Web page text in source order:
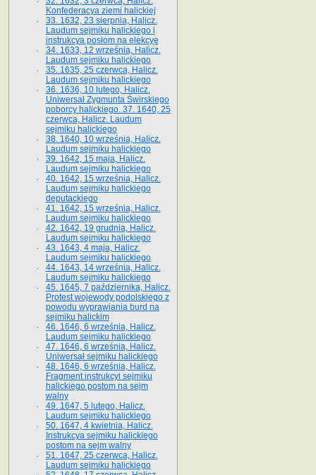
Konfederacya ziemi halickiej
33. 1632, 23 sierpnia, Halicz.
Laudum sejmiku halickiego i
instrukcya posłom na elekcyę
34. 1633, 12 września, Halicz.
Laudum sejmiku halickiego
35. 1635, 25 czerwca, Halicz.
Laudum sejmiku halickiego
36. 1636, 10 lutego, Halicz.
Uniwersał Zygmunta Świrskiego
poborcy halickiego. 37. 1640, 25
czerwca, Halicz. Laudum
sejmiku halickiego
38. 1640, 10 września, Halicz.
Laudum sejmiku halickiego
39. 1642, 15 maja, Halicz.
Laudum sejmiku halickiego
40. 1642, 15 września, Halicz.
Laudum sejmiku halickiego
deputackiego
41. 1642, 15 września, Halicz.
Laudum sejmiku halickiego
42. 1642, 19 grudnia, Halicz.
Laudum sejmiku halickiego
43. 1643, 4 maja, Halicz.
Laudum sejmiku halickiego
44. 1643, 14 września, Halicz.
Laudum sejmiku halickiego
45. 1645, 7 października, Halicz.
Protest wojewody podolskiego z
powodu wyprawiania burd na
sejmiku halickim
46. 1646, 6 września, Halicz.
Laudum sejmiku halickiego
47. 1646, 6 września, Halicz.
Uniwersał sejmiku halickiego
48. 1646, 6 września, Halicz.
Fragment instrukcyi sejmiku
halickiego postom na sejm
walny
49. 1647, 5 lutego, Halicz.
Laudum sejmiku halickiego
50. 1647, 4 kwietnia, Halicz.
Instrukcya sejmiku halickiego
postom na sejm walny
51. 1647, 25 czerwca, Halicz.
Laudum sejmiku halickiego